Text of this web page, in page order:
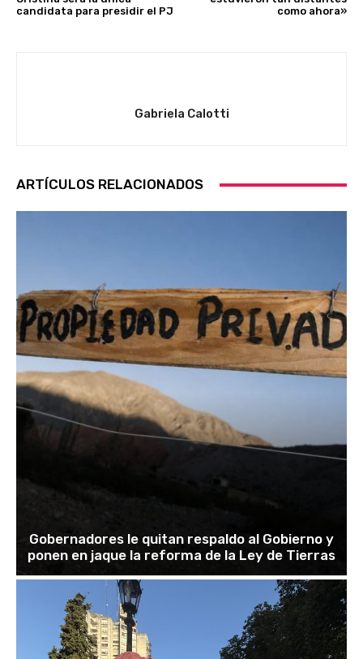
candidata para presidir el PJ
como ahora»
Gabriela Calotti
ARTÍCULOS RELACIONADOS
Gobernadores le quitan respaldo al Gobierno y
ponen en jaque la reforma de la Ley de Tierras